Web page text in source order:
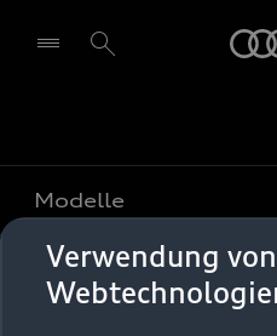
Modelle
Alle Modelle
Kaufen & leasen
Verwendung